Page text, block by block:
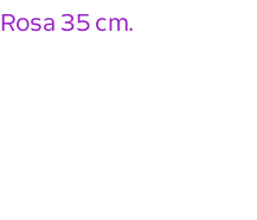
35 cm.